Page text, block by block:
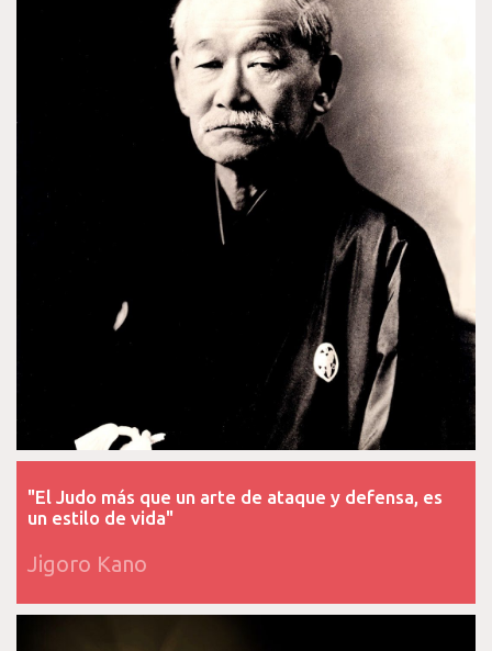
"El Judo más que un arte de ataque y defensa, es
un estilo de vida"
Jigoro Kano